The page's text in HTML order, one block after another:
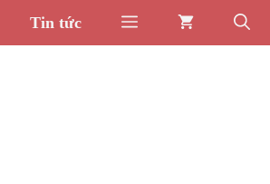
Tin tức